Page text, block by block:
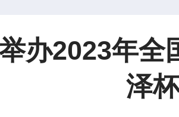
办2023年全
泽